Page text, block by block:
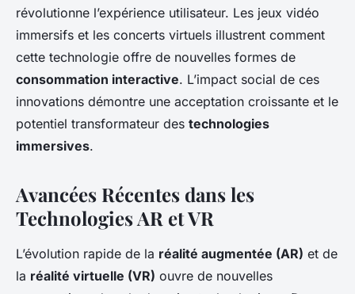
révolutionne l’expérience utilisateur. Les jeux vidéo
immersifs et les concerts virtuels illustrent comment
cette technologie offre de nouvelles formes de
consommation interactive. L’impact social de ces
innovations démontre une acceptation croissante et le
potentiel transformateur des technologies
immersives.
Avancées Récentes dans les
Technologies AR et VR
L’évolution rapide de la réalité augmentée (AR) et de
la réalité virtuelle (VR) ouvre de nouvelles